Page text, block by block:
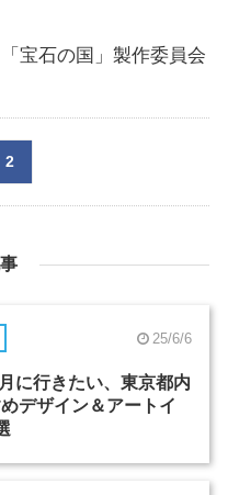
宝石の国」製作委員会
2
25/6/6
に行きたい、東京都内
デザイン＆アートイ